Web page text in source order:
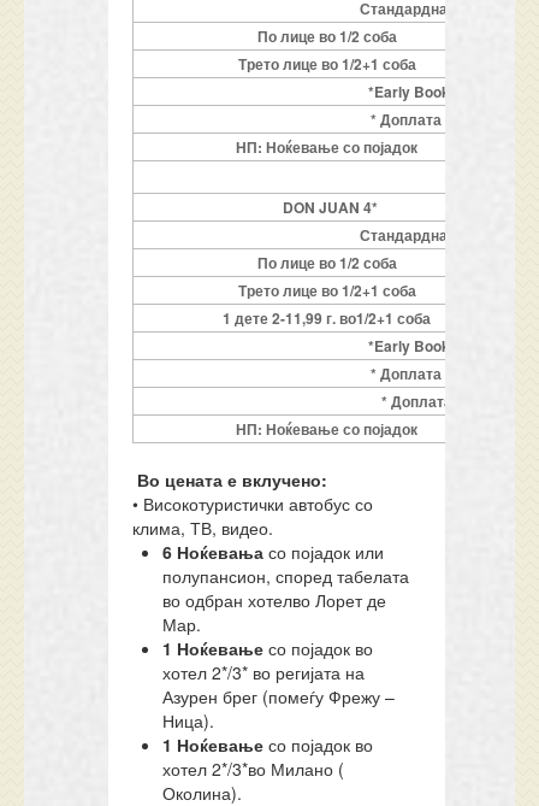
Стандардна соба
По лице во 1/2 соба
Трето лице во 1/2+1 соба
*Early Booking:
* Доплата за 6
НП: Ноќевање со појадок
DON JUAN 4*
Стандардна соба
По лице во 1/2 соба
Трето лице во 1/2+1 соба
1 дете 2-11,99 г. во1/2+1 соба
*Early Booking:
* Доплата за 6
* Доплата за
НП: Ноќевање со појадок
Во цената е вклучено:
• Високотуристички автобус со
клима, ТВ, видео.
6 Ноќевања со појадок или
полупансион, според табелата
во одбран хотелво Лорет де
Мар.
1 Ноќевање со појадок во
хотел 2*/3* во регијата на
Азурен брег (помеѓу Фрежу –
Ница).
1 Ноќевање со појадок во
хотел 2*/3*во Милано (
Околина).